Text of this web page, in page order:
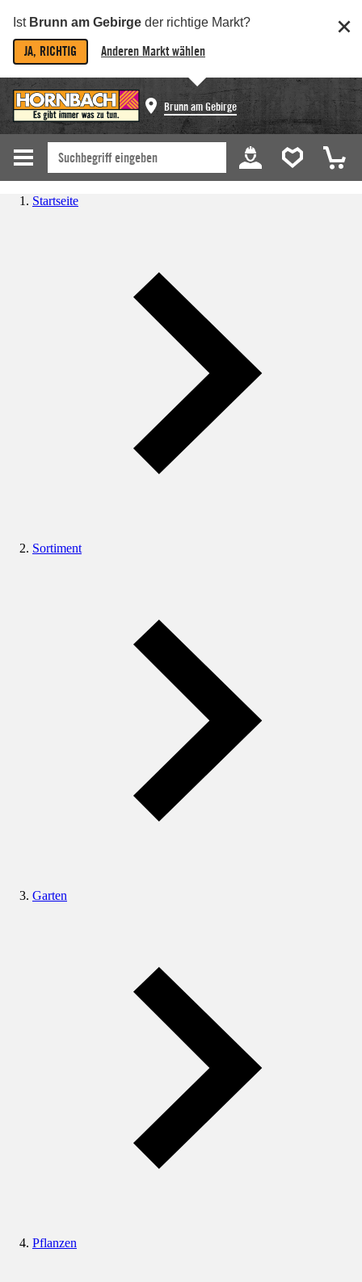
Ist Brunn am Gebirge der richtige Markt?
JA, RICHTIG Anderen Markt wählen
Brunn am Gebirge
Startseite
Sortiment
Garten
Pflanzen